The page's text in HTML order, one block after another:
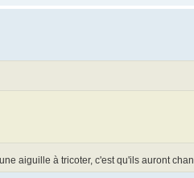
aiguille à tricoter, c'est qu'ils auront